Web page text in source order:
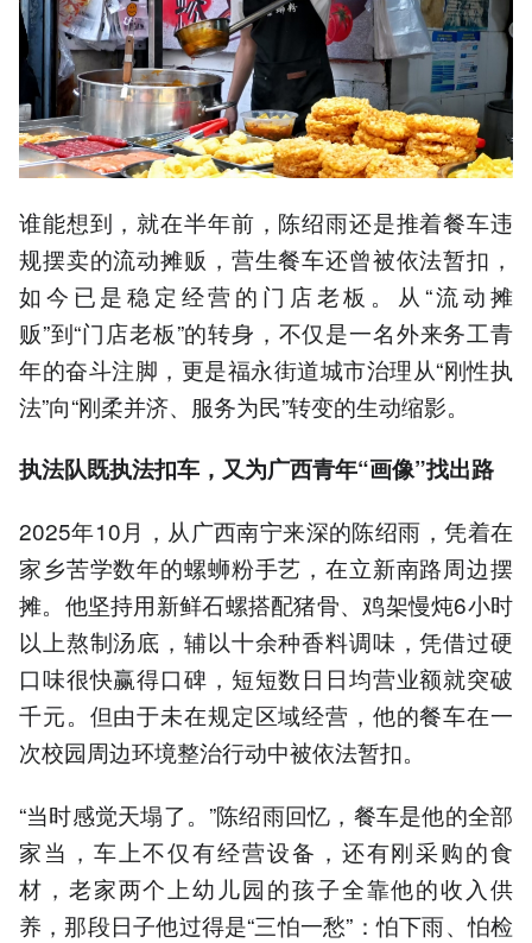
谁能想到，就在半年前，陈绍雨还是推着餐车违
规摆卖的流动摊贩，营生餐车还曾被依法暂扣，
如今已是稳定经营的门店老板。从“流动摊
贩”到“门店老板”的转身，不仅是一名外来务工青
年的奋斗注脚，更是福永街道城市治理从“刚性执
法”向“刚柔并济、服务为民”转变的生动缩影。
执法队既执法扣车，又为广西青年“画像”找出路
2025年10月，从广西南宁来深的陈绍雨，凭着在
家乡苦学数年的螺蛳粉手艺，在立新南路周边摆
摊。他坚持用新鲜石螺搭配猪骨、鸡架慢炖6小时
以上熬制汤底，辅以十余种香料调味，凭借过硬
口味很快赢得口碑，短短数日日均营业额就突破
千元。但由于未在规定区域经营，他的餐车在一
次校园周边环境整治行动中被依法暂扣。
“当时感觉天塌了。”陈绍雨回忆，餐车是他的全部
家当，车上不仅有经营设备，还有刚采购的食
材，老家两个上幼儿园的孩子全靠他的收入供
养，那段日子他过得是“三怕一愁”：怕下雨、怕检